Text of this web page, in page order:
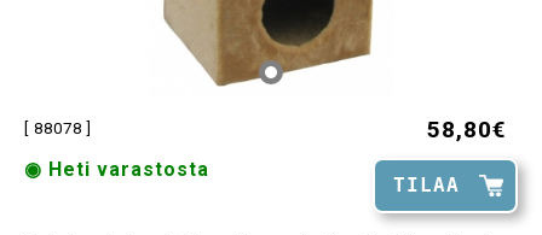
[ 88078 ] 58,80€
TILAA
◉ Heti varastosta